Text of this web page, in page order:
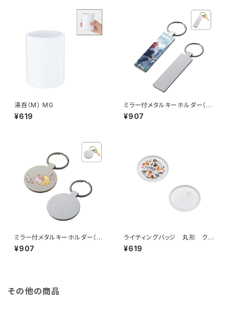
湯呑（M） MG
¥619
ミラー付メタルキーホルダー（ス
¥907
ミラー付メタルキーホルダー（ラ
ウンド） マットシルバー MG
¥907
ライティングバッジ 丸形 クリ
ア MG
¥619
その他の商品